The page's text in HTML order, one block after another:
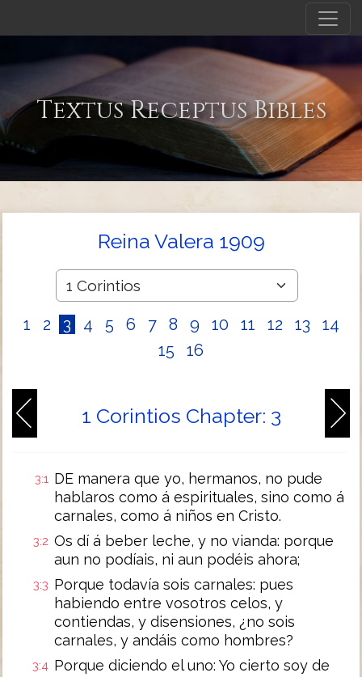
Textus Receptus Bibles
Reina Valera 1909
1 2 3 4 5 6 7 8 9 10 11 12 13
14
15
16
1 Corintios Chapter: 3
3:1 DE manera que yo, hermanos, no pude
hablaros como á espirituales, sino como á
carnales, como á niños en Cristo.
3:2 Os dí á beber leche, y no vianda: porque
aun no podíais, ni aun podéis ahora;
3:3 Porque todavía sois carnales: pues
habiendo entre vosotros celos, y
contiendas, y disensiones, ¿no sois
carnales, y andáis como hombres?
3:4 Porque diciendo el uno: Yo cierto soy de